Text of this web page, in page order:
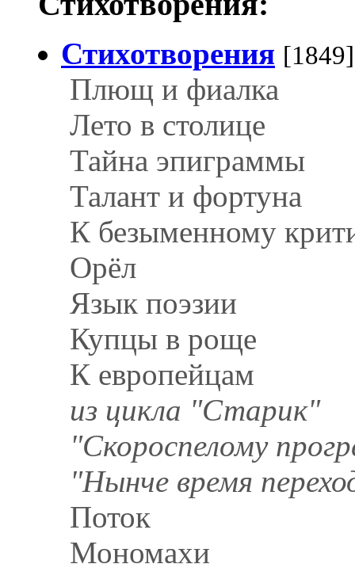
Стихотворения [1849]
Плющ и фиалка
Лето в столице
Тайна эпиграммы
Талант и фортуна
К безыменному
Орёл
Язык поэзии
Купцы в роще
К европейцам
из цикла "Старик"
"Скороспелому
"Нынче время
Поток
Мономахи